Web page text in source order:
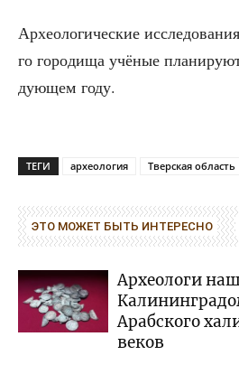
Архео­ло­ги­че­ские
го горо­ди­ща учё­ные
ду­ю­щем году.
ТЕГИ археология Тверская область
ЭТО МОЖЕТ БЫТЬ ИНТЕРЕСНО
Археологи
Арабского
веков